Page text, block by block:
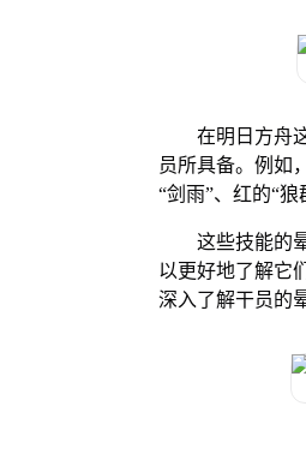
在明日方舟
员所具备。例如
“剑雨”、红的“
这些技能的
以更好地了解它
深入了解干员的